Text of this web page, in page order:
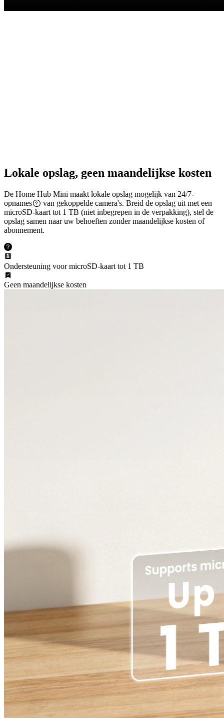
Lokale opslag, geen maandelijkse kosten
De Home Hub Mini maakt lokale opslag mogelijk van 24/7-
opnames
van gekoppelde camera's. Breid de opslag uit met een
microSD-kaart tot 1 TB (niet inbegrepen in de verpakking), stel de
opslag samen naar uw behoeften zonder maandelijkse kosten of
abonnement.
Ondersteuning voor microSD-kaart tot 1 TB
Geen maandelijkse kosten